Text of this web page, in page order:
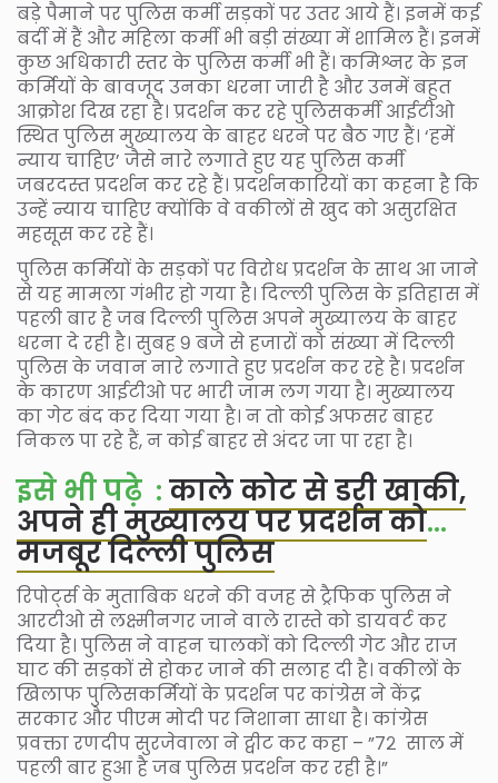
बड़े पैमाने पर पुलिस कर्मी सड़कों पर उतर आये हैं। इनमें कई
बर्दी में हैं और महिला कर्मी भी बड़ी संख्या में शामिल हैं। इनमें
कुछ अधिकारी स्तर के पुलिस कर्मी भी हैं। कमिश्नर के इन
कर्मियों के बावजूद उनका धरना जारी है और उनमें बहुत
आक्रोश दिख रहा है। प्रदर्शन कर रहे पुलिसकर्मी आईटीओ
स्थित पुलिस मुख्यालय के बाहर धरने पर बैठ गए हैं। ‘हमें
न्याय चाहिए’ जैसे नारे लगाते हुए यह पुलिस कर्मी
जबरदस्त प्रदर्शन कर रहे हैं। प्रदर्शनकारियों का कहना है कि
उन्हें न्याय चाहिए क्योंकि वे वकीलों से खुद को असुरक्षित
महसूस कर रहे हैं।
पुलिस कर्मियों के सड़कों पर विरोध प्रदर्शन के साथ आ जाने
से यह मामला गंभीर हो गया है। दिल्ली पुलिस के इतिहास में
पहली बार है जब दिल्ली पुलिस अपने मुख्यालय के बाहर
धरना दे रही है। सुबह ९ बजे से हजारों को संख्या में दिल्ली
पुलिस के जवान नारे लगाते हुए प्रदर्शन कर रहे है। प्रदर्शन
के कारण आईटीओ पर भारी जाम लग गया है। मुख्यालय
का गेट बंद कर दिया गया है। न तो कोई अफसर बाहर
निकल पा रहे हैं, न कोई बाहर से अंदर जा पा रहा है।
इसे भी पढ़े : काले कोट से डरी खाकी,
अपने ही मुख्यालय पर प्रदर्शन को
मजबूर दिल्ली पुलिस
रिपोर्ट्स के मुताबिक धरने की वजह से ट्रैफिक पुलिस ने
आरटीओ से लक्ष्मीनगर जाने वाले रास्ते को डायवर्ट कर
दिया है। पुलिस ने वाहन चालकों को दिल्ली गेट और राज
घाट की सड़कों से होकर जाने की सलाह दी है। वकीलों के
खिलाफ पुलिसकर्मियों के प्रदर्शन पर कांग्रेस ने केंद्र
सरकार और पीएम मोदी पर निशाना साधा है। कांग्रेस
प्रवक्ता रणदीप सुरजेवाला ने ट्वीट कर कहा – ”७२ साल में
पहली बार हुआ है जब पुलिस प्रदर्शन कर रही है।”